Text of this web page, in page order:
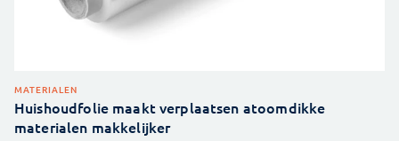
MATERIALEN
Huishoudfolie maakt verplaatsen atoomdikke
materialen makkelijker